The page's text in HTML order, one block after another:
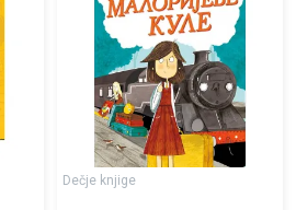
Dečje knjige